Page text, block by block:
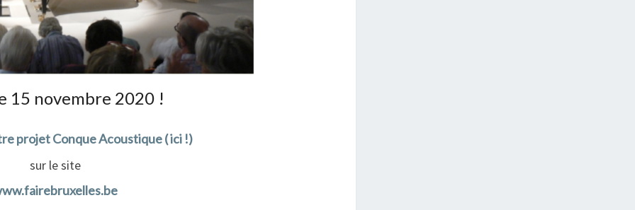
15 novembre 2020 !
projet Conque Acoustique ( ici !)
sur le site